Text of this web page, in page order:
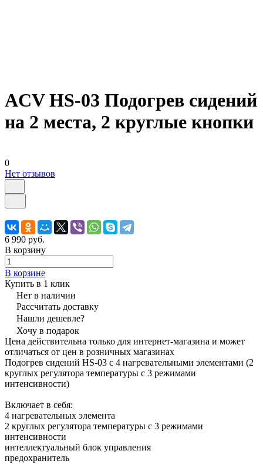
ACV HS-03 Подогрев сидений
на 2 места, 2 круглые кнопки
0
Нет отзывов
6 990 руб.
В корзину
В корзине
Купить в 1 клик
Нет в наличии
Рассчитать доставку
Нашли дешевле?
Хочу в подарок
Цена действительна только для интернет-магазина и может
отличаться от цен в розничных магазинах
Подогрев сидений HS-03 с 4 нагревательными элементами (2
круглых регулятора температуры с 3 режимами
интенсивности)
Включает в себя:
4 нагревательных элемента
2 круглых регулятора температуры с 3 режимами
интенсивности
интеллектуальный блок управления
предохранитель